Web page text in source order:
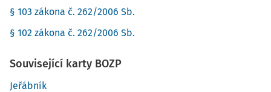
§ 103 zákona č. 262/2006 Sb.
§ 102 zákona č. 262/2006 Sb.
Související karty BOZP
Jeřábník